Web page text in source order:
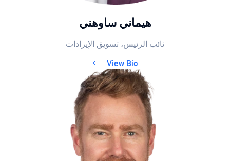
هيماني ساوهني
نائب الرئيس، تسويق الإيرادات
View Bio